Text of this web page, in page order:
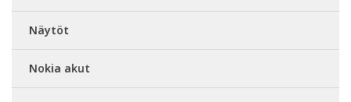
Näytöt
Nokia akut